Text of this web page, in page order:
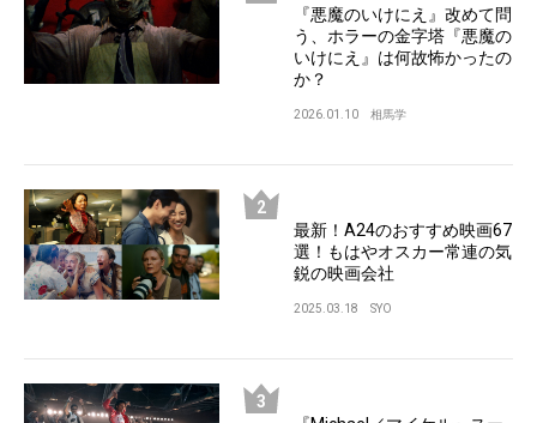
『悪魔のいけにえ』改めて問
う、ホラーの金字塔『悪魔の
いけにえ』は何故怖かったの
か？
2026.01.10 相馬学
最新！A24のおすすめ映画67
選！もはやオスカー常連の気
鋭の映画会社
2025.03.18 SYO